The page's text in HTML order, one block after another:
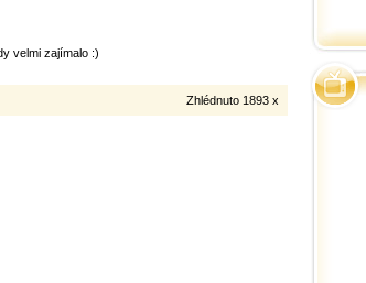
velmi zajímalo :)
Zhlédnuto 1893 x